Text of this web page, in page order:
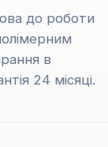
до роботи
в
24 місяці.